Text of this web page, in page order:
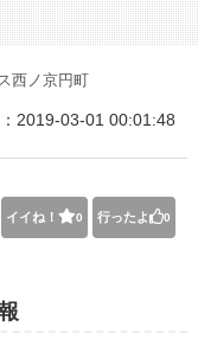
西ノ京円町
2019-03-01 00:01:48
イイね！ 0 行ったよ 0